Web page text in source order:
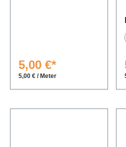
5,00 €*
5,00 € / Meter